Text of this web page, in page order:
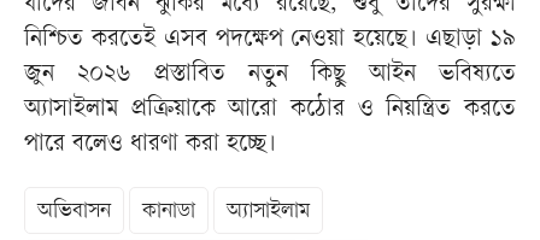
যাদের জীবন ঝুঁকির মধ্যে রয়েছে, শুধু তাদের সুরক্ষা
নিশ্চিত করতেই এসব পদক্ষেপ নেওয়া হয়েছে। এছাড়া ১৯
জুন ২০২৬ প্রস্তাবিত নতুন কিছু আইন ভবিষ্যতে
অ্যাসাইলাম প্রক্রিয়াকে আরো কঠোর ও নিয়ন্ত্রিত করতে
পারে বলেও ধারণা করা হচ্ছে।
অভিবাসন কানাডা অ্যাসাইলাম